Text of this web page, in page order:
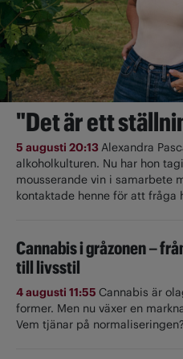
"Det är ett
5 augusti 20:13Alexandra
alkoholkulturen. Nu har hon
mousserande vin i samarbete
kontaktade henne för att fråga
Cannabis i gråzonen –
till livsstil
4 augusti 11:55 Cannabis är
former. Men nu växer en
Vem tjänar på normaliseringen?